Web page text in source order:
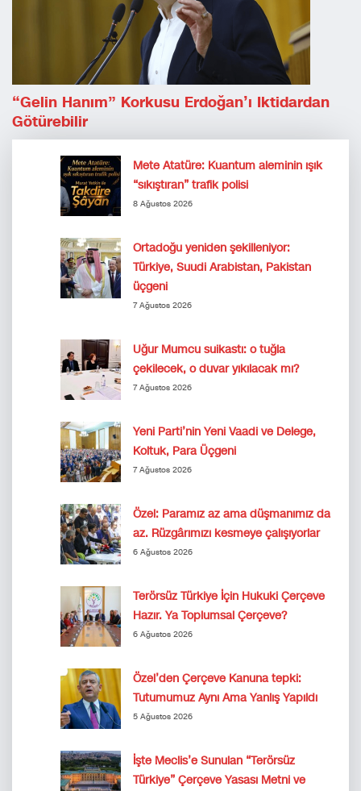
“Gelin Hanım” Korkusu Erdoğan’ı Iktidardan
Götürebilir
Mete Atatüre: Kuantum aleminin ışık
“sıkıştıran” trafik polisi
8 Ağustos 2026
Ortadoğu yeniden şekilleniyor:
Türkiye, Suudi Arabistan, Pakistan
üçgeni
7 Ağustos 2026
Uğur Mumcu suikastı: o tuğla
çekilecek, o duvar yıkılacak mı?
7 Ağustos 2026
Yeni Parti’nin Yeni Vaadi ve Delege,
Koltuk, Para Üçgeni
7 Ağustos 2026
Özel: Paramız az ama düşmanımız da
az. Rüzgârımızı kesmeye çalışıyorlar
6 Ağustos 2026
Terörsüz Türkiye İçin Hukuki Çerçeve
Hazır. Ya Toplumsal Çerçeve?
6 Ağustos 2026
Özel’den Çerçeve Kanuna tepki:
Tutumumuz Aynı Ama Yanlış Yapıldı
5 Ağustos 2026
İşte Meclis’e Sunulan “Terörsüz
Türkiye” Çerçeve Yasası Metni ve